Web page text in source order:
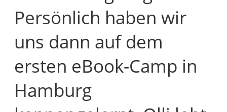
Persönlich haben wir
uns dann auf dem
ersten eBook-Camp in
Hamburg